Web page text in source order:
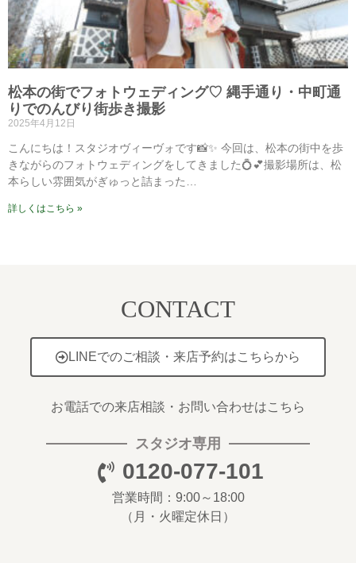
松本の街でフォトウェディング♡ 縄手通り・中町通
りでのんびり街歩き撮影
2025年4月12日
こんにちは！スタジオヴィーヴォです📸✨ 今回は、松本の街中を歩
きながらのフォトウェディングをしてきました💍💕撮影場所は、松
本らしい雰囲気がぎゅっと詰まった…
詳しくはこちら »
CONTACT
LINEでのご相談・来店予約はこちらから
お電話での来店相談・お問い合わせはこちら
スタジオ専用
0120-077-101
営業時間：9:00～18:00
（月・火曜定休日）